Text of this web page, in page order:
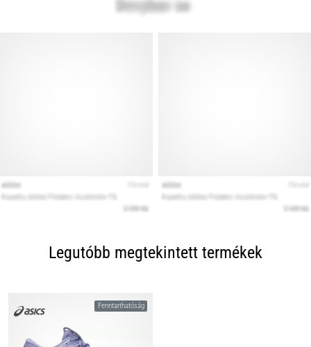
Legutóbb megtekintett termékek
Fenntarthatóság